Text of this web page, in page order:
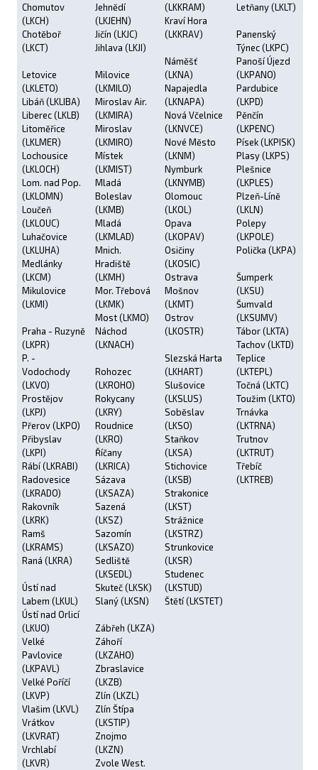
Chomutov
(LKCH)
Chotěboř
(LKCT)
Letovice
(LKLETO)
Libáň (LKLIBA)
Liberec (LKLB)
Litoměřice
(LKLMER)
Lochousice
(LKLOCH)
Lom. nad Pop.
(LKLOMN)
Loučeň
(LKLOUC)
Luhačovice
(LKLUHA)
Medlánky
(LKCM)
Mikulovice
(LKMI)
Praha - Ruzyně
(LKPR)
P. -
Vodochody
(LKVO)
Prostějov
(LKPJ)
Přerov (LKPO)
Přibyslav
(LKPI)
Rábí (LKRABI)
Radovesice
(LKRADO)
Rakovník
(LKRK)
Ramš
(LKRAMS)
Raná (LKRA)
Ústí nad
Labem (LKUL)
Ústí nad Orlicí
(LKUO)
Velké
Pavlovice
(LKPAVL)
Velké Poříčí
(LKVP)
Vlašim (LKVL)
Vrátkov
(LKVRAT)
Vrchlabí
(LKVR)
Jehnědí
(LKJEHN)
Jičín (LKJC)
Jihlava (LKJI)
Milovice
(LKMILO)
Miroslav Air.
(LKMIRA)
Miroslav
(LKMIRO)
Místek
(LKMIST)
Mladá
Boleslav
(LKMB)
Mladá
(LKMLAD)
Mnich.
Hradiště
(LKMH)
Mor. Třebová
(LKMK)
Most (LKMO)
Náchod
(LKNACH)
Rohozec
(LKROHO)
Rokycany
(LKRY)
Roudnice
(LKRO)
Říčany
(LKRICA)
Sázava
(LKSAZA)
Sazená
(LKSZ)
Sazomín
(LKSAZO)
Sedliště
(LKSEDL)
Skuteč (LKSK)
Slaný (LKSN)
Zábřeh (LKZA)
Záhoří
(LKZAHO)
Zbraslavice
(LKZB)
Zlín (LKZL)
Zlín Štípa
(LKSTIP)
Znojmo
(LKZN)
Zvole West.
(LKKRAM)
Kraví Hora
(LKKRAV)
Náměšť
(LKNA)
Napajedla
(LKNAPA)
Nová Včelnice
(LKNVCE)
Nové Město
(LKNM)
Nymburk
(LKNYMB)
Olomouc
(LKOL)
Opava
(LKOPAV)
Osičiny
(LKOSIC)
Ostrava
Mošnov
(LKMT)
Ostrov
(LKOSTR)
Slezská Harta
(LKHART)
Slušovice
(LKSLUS)
Soběslav
(LKSO)
Staňkov
(LKSA)
Stichovice
(LKSB)
Strakonice
(LKST)
Strážnice
(LKSTRZ)
Strunkovice
(LKSR)
Studenec
(LKSTUD)
Štětí (LKSTET)
Letňany (LKLT)
Panenský
Týnec (LKPC)
Panoší Újezd
(LKPANO)
Pardubice
(LKPD)
Pěnčín
(LKPENC)
Písek (LKPISK)
Plasy (LKPS)
Plešnice
(LKPLES)
Plzeň-Líně
(LKLN)
Polepy
(LKPOLE)
Polička (LKPA)
Šumperk
(LKSU)
Šumvald
(LKSUMV)
Tábor (LKTA)
Tachov (LKTD)
Teplice
(LKTEPL)
Točná (LKTC)
Toužim (LKTO)
Trnávka
(LKTRNA)
Trutnov
(LKTRUT)
Třebíč
(LKTREB)